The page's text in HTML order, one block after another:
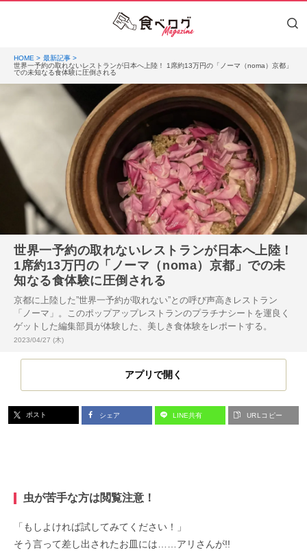
HOME
最新記事
世界一予約の取れないレストランが日本へ上陸！ 1席約13万円の「ノーマ（noma）京都」
での未知なる食体験に圧倒される
世界一予約の取れないレストランが日本へ上陸！
1席約13万円の「ノーマ（noma）京都」での未
知なる食体験に圧倒される
京都に上陸した”世界一予約が取れない”との呼び声高きレストラン
「ノーマ」。このポップアップレストランのプラチナシートを運良く
ゲットした編集部員が体験した、美しき食体験をレポートする。
投稿日:
2023/04/27 (木)
アプリで開く
ポスト シェア LINE共有 URLコピー
虫が苦手な方は閲覧注意！
「もしよければ試してみてください！」
そう言って差し出されたお皿には……アリさんが!!